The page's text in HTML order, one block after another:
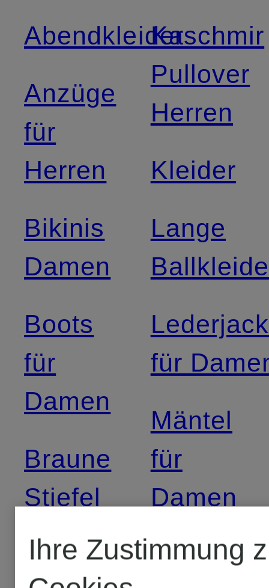
Abendkleider
Anzüge
für
Herren
Bikinis
Damen
Boots
für
Damen
Braune
Stiefel
für
Damen
Kaschmir
Pullover
Herren
Kleider
Lange
für
Mäntel
für
Damen
Parkas
Ihre Zustimmung